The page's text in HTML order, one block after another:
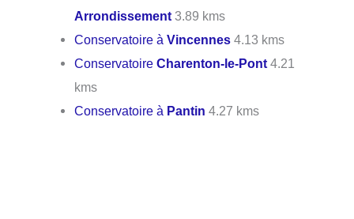
Arrondissement 3.89 kms
Conservatoire àVincennes 4.13 kms
ConservatoireCharenton-le-Pont 4.21
kms
Conservatoire à Pantin 4.27 kms